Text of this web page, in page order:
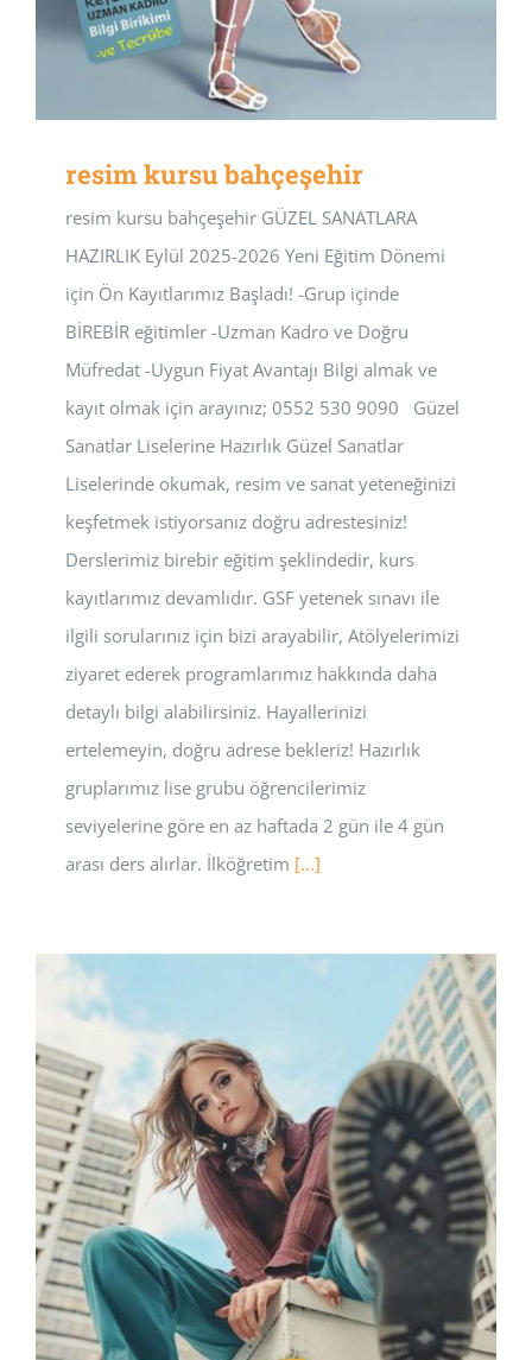
resim kursu bahçeşehir
resim kursu bahçeşehir GÜZEL SANATLARA
HAZIRLIK Eylül 2025-2026 Yeni Eğitim Dönemi
için Ön Kayıtlarımız Başladı! -Grup içinde
BİREBİR eğitimler -Uzman Kadro ve Doğru
Müfredat -Uygun Fiyat Avantajı Bilgi almak ve
kayıt olmak için arayınız; 0552 530 9090 Güzel
Sanatlar Liselerine Hazırlık Güzel Sanatlar
Liselerinde okumak, resim ve sanat yeteneğinizi
keşfetmek istiyorsanız doğru adrestesiniz!
Derslerimiz birebir eğitim şeklindedir, kurs
kayıtlarımız devamlıdır. GSF yetenek sınavı ile
ilgili sorularınız için bizi arayabilir, Atölyelerimizi
ziyaret ederek programlarımız hakkında daha
detaylı bilgi alabilirsiniz. Hayallerinizi
ertelemeyin, doğru adrese bekleriz! Hazırlık
gruplarımız lise grubu öğrencilerimiz
seviyelerine göre en az haftada 2 gün ile 4 gün
arası ders alırlar. İlköğretim [...]